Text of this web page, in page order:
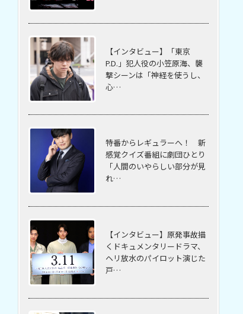
【インタビュー】「東京
P.D.」犯人役の小笠原海、襲
撃シーンは「神経を使うし、
心…
特番からレギュラーへ！ 新
感覚クイズ番組に劇団ひとり
「人間のいやらしい部分が見
れ…
【インタビュー】原発事故描
くドキュメンタリードラマ、
ヘリ放水のパイロット演じた
戸…